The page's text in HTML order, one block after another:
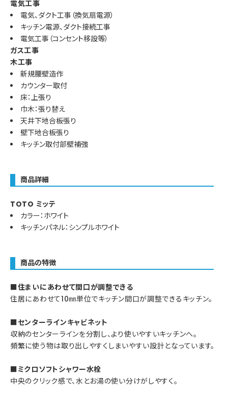
電気工事
電気、ダクト工事（換気扇電源）
キッチン電源、ダクト接続工事
電気工事（コンセント移設等）
ガス工事
木工事
新規腰壁造作
カウンター取付
床：上張り
巾木：張り替え
天井下地合板張り
壁下地合板張り
キッチン取付部壁補強
商品詳細
TOTO ミッテ
カラー：ホワイト
キッチンパネル：シンプルホワイト
商品の特徴
■住まいにあわせて間口が調整できる
住居にあわせて10㎜単位でキッチン間口が調整できるキッチン。
■センターラインキャビネット
収納のセンターラインを分割し、より使いやすいキッチンへ。
頻繁に使う物は取り出しやすくしまいやすい設計となっています。
■ミクロソフトシャワー水栓
中央のクリック感で、水とお湯の使い分けがしやすく。